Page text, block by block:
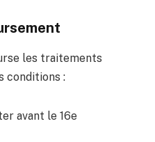
les traitements
conditions :
avant le 16e